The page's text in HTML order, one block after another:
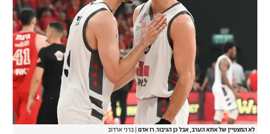
לא המצטיין של אתא הערב, אבל כן הגיבור. רז אדם ברני ארדוב